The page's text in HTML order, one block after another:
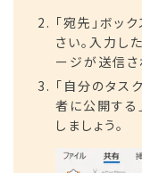
「宛先」ボッ
さい。入力し
ージが送信さ
「自分のタス
者に公開する
しましょう。